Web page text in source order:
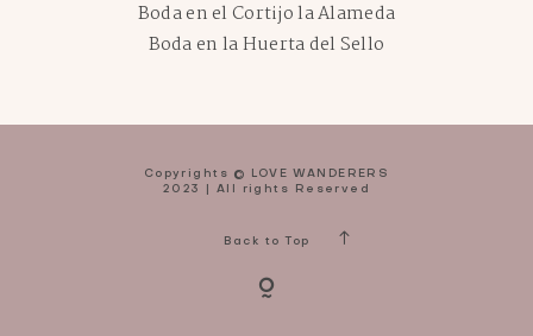
Boda en el Cortijo la Alameda
Boda en la Huerta del Sello
Copyrights © LOVE WANDERERS
2023 | All rights Reserved
Back to Top